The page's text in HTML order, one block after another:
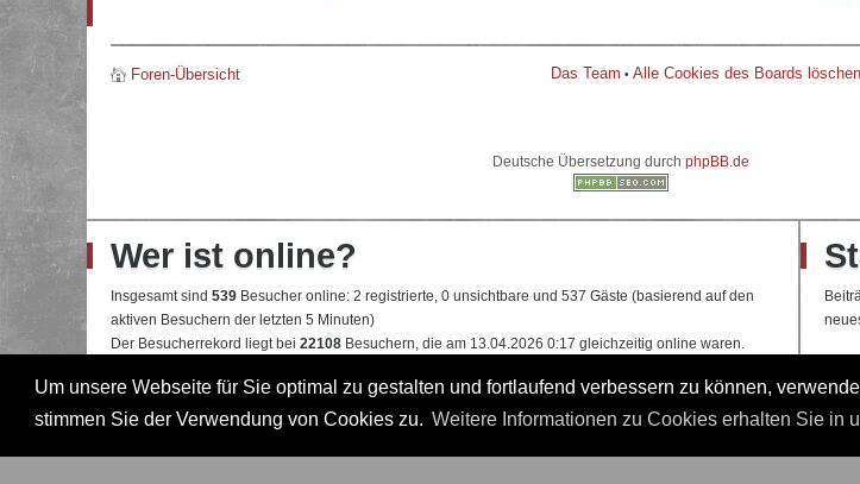
Um unsere Webseite für Sie optimal zu gestalten und fortlaufend verbessern zu können,
stimmen Sie der Verwendung von Cookies zu. Weitere Informationen zu Cookies erhalten Sie in
Foren-Übersicht Das Team • Alle Cookies des Boards löschen
Deutsche Übersetzung durch phpBB.de
Wer ist online?
Insgesamt sind 539 Besucher online: 2 registrierte, 0 unsichtbare und 537 Gäste (basierend auf den
aktiven Besuchern der letzten 5 Minuten)
Der Besucherrekord liegt bei 22108 Besuchern, die am 13.04.2026 0:17 gleichzeitig online waren.
Mitglieder:Google [Bot], Google Adsense [Bot]
Legende: Administrator,Moderator,Professional Professional in Ausbildung